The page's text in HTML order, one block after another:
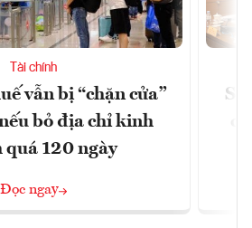
Tài chính
vẫn bị “chặn cửa”
bỏ địa chỉ kinh
quá 120 ngày
Đọc ngay